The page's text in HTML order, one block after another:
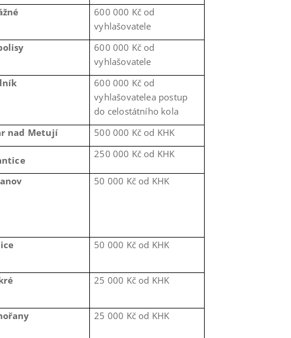
600 000 Kč od
vyhlašovatele
600 000 Kč od
vyhlašovatele
600 000 Kč od
vyhlašovatelea postup
do celostátního kola
nad Metují
500 000 Kč od KHK
250 000 Kč od KHK
50 000 Kč od KHK
50 000 Kč od KHK
25 000 Kč od KHK
25 000 Kč od KHK